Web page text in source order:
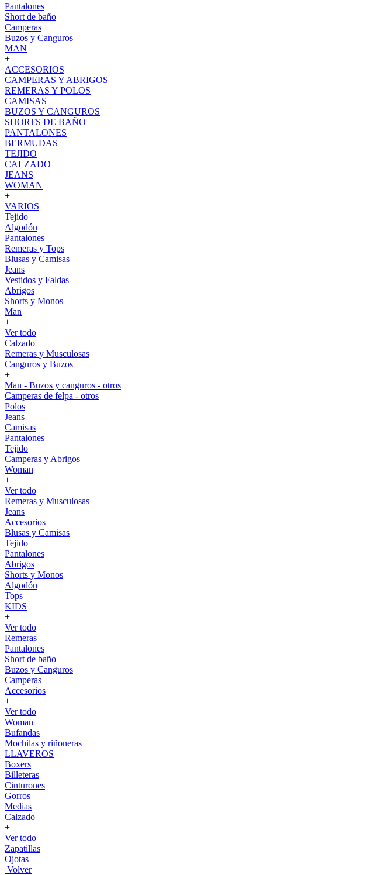
Pantalones
Short de baño
Camperas
Buzos y Canguros
MAN
+
ACCESORIOS
CAMPERAS Y ABRIGOS
REMERAS Y POLOS
CAMISAS
BUZOS Y CANGUROS
SHORTS DE BAÑO
PANTALONES
BERMUDAS
TEJIDO
CALZADO
JEANS
WOMAN
+
VARIOS
Tejido
Algodón
Pantalones
Remeras y Tops
Blusas y Camisas
Jeans
Vestidos y Faldas
Abrigos
Shorts y Monos
Man
+
Ver todo
Calzado
Remeras y Musculosas
Canguros y Buzos
+
Man - Buzos y canguros - otros
Camperas de felpa - otros
Polos
Jeans
Camisas
Pantalones
Tejido
Camperas y Abrigos
Woman
+
Ver todo
Remeras y Musculosas
Jeans
Accesorios
Blusas y Camisas
Tejido
Pantalones
Abrigos
Shorts y Monos
Algodón
Tops
KIDS
+
Ver todo
Remeras
Pantalones
Short de baño
Buzos y Canguros
Camperas
Accesorios
+
Ver todo
Woman
Bufandas
Mochilas y riñoneras
LLAVEROS
Boxers
Billeteras
Cinturones
Gorros
Medias
Calzado
+
Ver todo
Zapatillas
Ojotas
Volver